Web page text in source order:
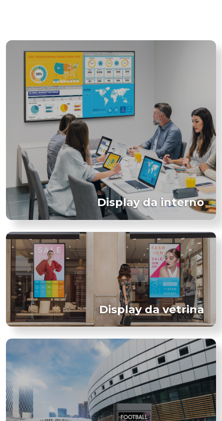
Display da interno
Display da vetrina